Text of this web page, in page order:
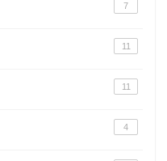
7
11
11
4